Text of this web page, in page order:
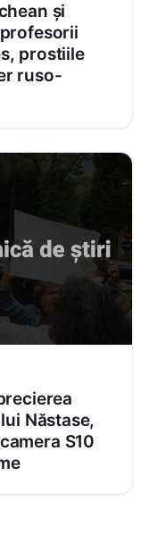
și
prostiile
ruso-
Năstase,
S10